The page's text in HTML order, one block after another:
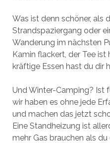
Was ist denn schöner, als
Strandspaziergang oder
Wanderung im nächsten
Kamin flackert, der Tee ist
kräftige Essen hast du dir
Und Winter-Camping? Ist
wir haben es ohne jede
und machen das jetzt
Eine Standheizung ist
mehr Gas brauchen als